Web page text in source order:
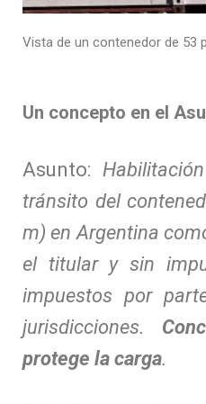
Vista de un contenedor de 53
Un concepto en el
Asunto:
tránsito del
m) en Argentina
el titular y sin
impuestos por
jurisdicciones.
protege la carga.